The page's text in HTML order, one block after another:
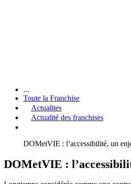
...
Toute la Franchise
Actualites
Actualité des franchises
DOMetVIE : l’accessibilité, un
DOMetVIE :